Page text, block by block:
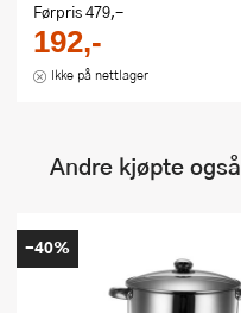
Førpris479,-
192,-
Ikke på nettlager
Andre kjøpte også
-40%